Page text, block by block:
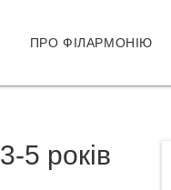
ПРО ФІЛАРМОНІЮ
5 років